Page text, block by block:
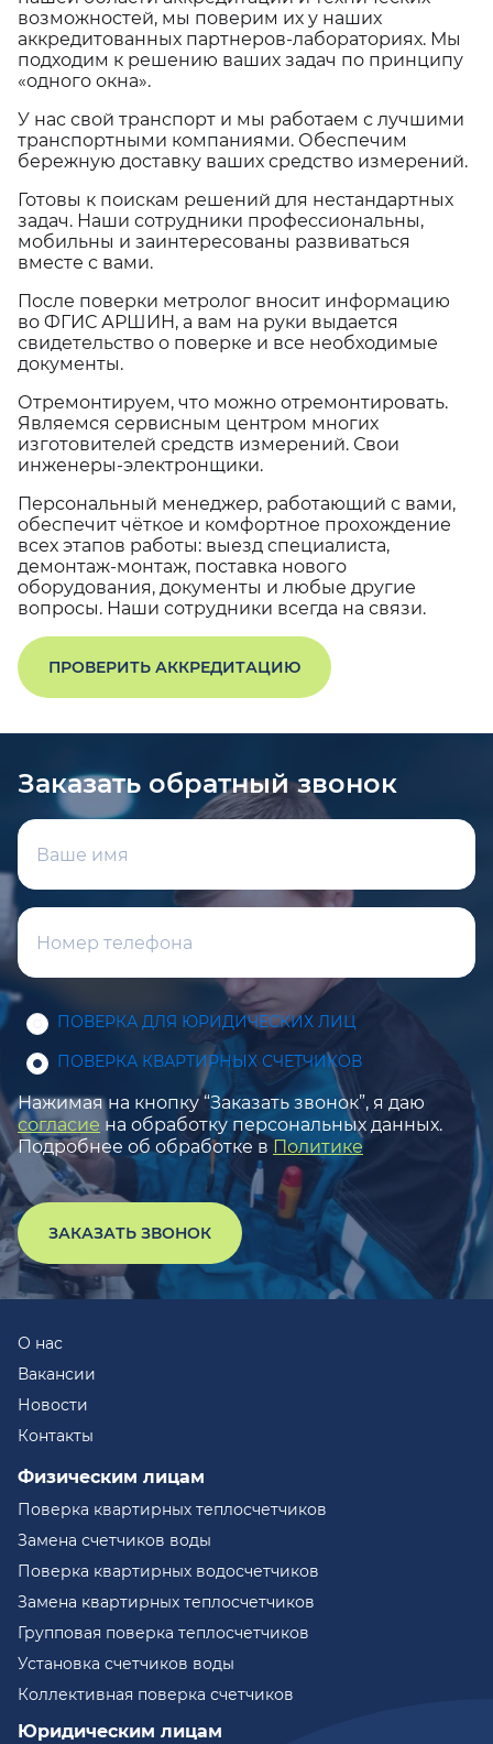
возможностей, мы поверим их у наших
аккредитованных партнеров-лабораториях. Мы
подходим к решению ваших задач по принципу
«одного окна».
У нас свой транспорт и мы работаем с лучшими
транспортными компаниями. Обеспечим
бережную доставку ваших средство измерений.
Готовы к поискам решений для нестандартных
задач. Наши сотрудники профессиональны,
мобильны и заинтересованы развиваться
вместе с вами.
После поверки метролог вносит информацию
во ФГИС АРШИН, а вам на руки выдается
свидетельство о поверке и все необходимые
документы.
Отремонтируем, что можно отремонтировать.
Являемся сервисным центром многих
изготовителей средств измерений. Свои
инженеры-электронщики.
Персональный менеджер, работающий с вами,
обеспечит чёткое и комфортное прохождение
всех этапов работы: выезд специалиста,
демонтаж-монтаж, поставка нового
оборудования, документы и любые другие
вопросы. Наши сотрудники всегда на связи.
ПРОВЕРИТЬ АККРЕДИТАЦИЮ
Заказать обратный звонок
ПОВЕРКА ДЛЯ ЮРИДИЧЕСКИХ ЛИЦ
ПОВЕРКА КВАРТИРНЫХ СЧЕТЧИКОВ
Нажимая на кнопку “Заказать звонок”, я даю
согласие на обработку персональных данных.
Подробнее об обработке в Политике
ЗАКАЗАТЬ ЗВОНОК
О нас
Вакансии
Новости
Контакты
Физическим лицам
Поверка квартирных теплосчетчиков
Замена счетчиков воды
Поверка квартирных водосчетчиков
Замена квартирных теплосчетчиков
Групповая поверка теплосчетчиков
Установка счетчиков воды
Коллективная поверка счетчиков
Юридическим лицам